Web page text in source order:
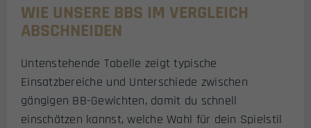
WIE UNSERE BBS IM VERGLEICH
ABSCHNEIDEN
Untenstehende Tabelle zeigt typische
Einsatzbereiche und Unterschiede zwischen
gängigen BB-Gewichten, damit du schnell
einschätzen kannst, welche Wahl für dein Spielstil